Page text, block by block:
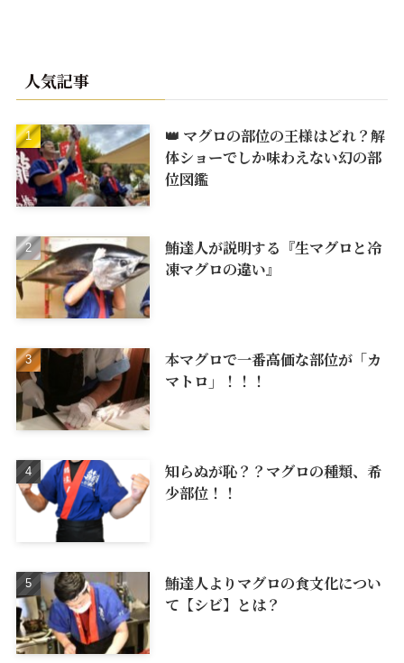
人気記事
👑 マグロの部位の王様はどれ？解
体ショーでしか味わえない幻の部
位図鑑
鮪達人が説明する『生マグロと冷
凍マグロの違い』
本マグロで一番高価な部位が「カ
マトロ」！！！
知らぬが恥？？マグロの種類、希
少部位！！
鮪達人よりマグロの食文化につい
て【シビ】とは？